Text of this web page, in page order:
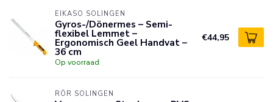
EIKASO SOLINGEN
Gyros-/Dönermes – Semi-
flexibel Lemmet –
Ergonomisch Geel Handvat –
36 cm
Op voorraad
€44,95
RÖR SOLINGEN